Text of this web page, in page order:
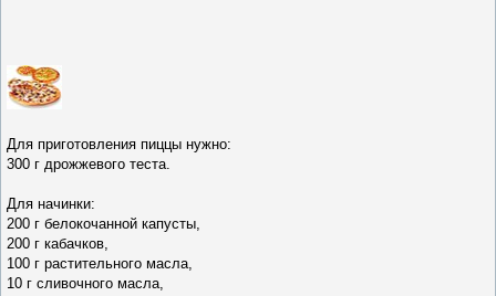
Для приготовления пиццы нужно:
300 г дрожжевого теста.
Для начинки:
200 г белокочанной капусты,
200 г кабачков,
100 г растительного масла,
10 г сливочного масла,